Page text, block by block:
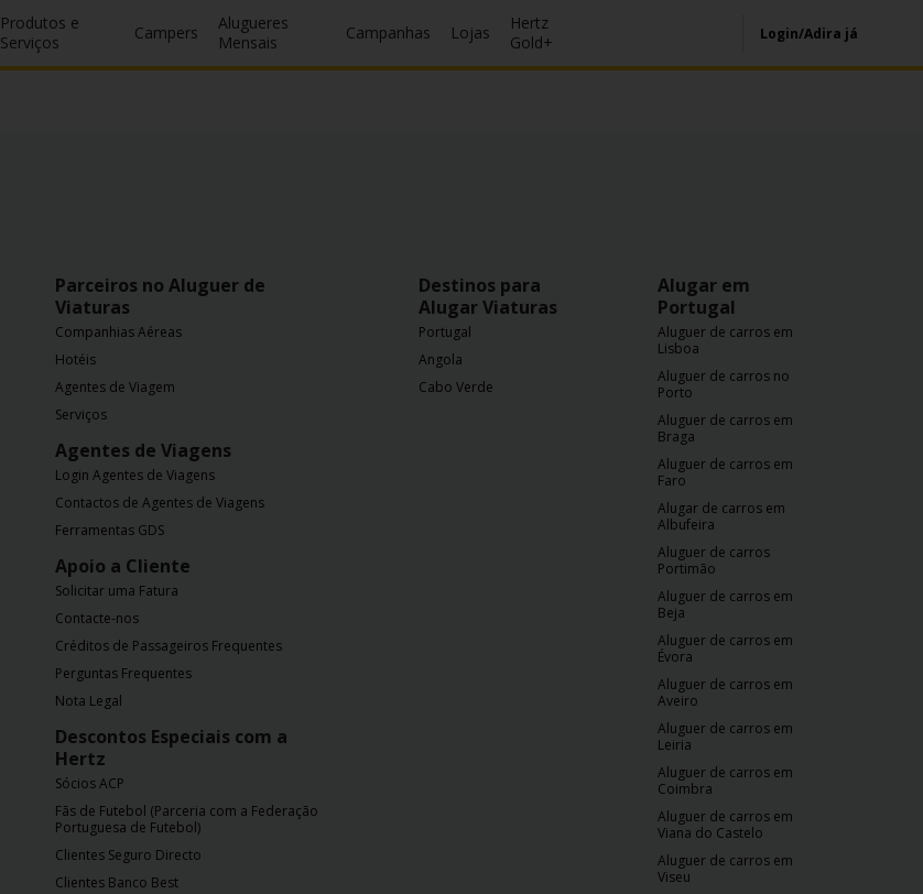
Produtos e
Serviços
Campers
Alugueres
Mensais
Campanhas Lojas
Hertz
Gold+
Login/Adira já
Parceiros no Aluguer de
Viaturas
Companhias Aéreas
Hotéis
Agentes de Viagem
Serviços
Agentes de Viagens
Login Agentes de Viagens
Contactos de Agentes de Viagens
Ferramentas GDS
Apoio a Cliente
Solicitar uma Fatura
Contacte-nos
Créditos de Passageiros Frequentes
Perguntas Frequentes
Nota Legal
Descontos Especiais com a
Hertz
Sócios ACP
Fãs de Futebol (Parceria com a Federação
Portuguesa de Futebol)
Clientes Seguro Directo
Clientes Banco Best
Destinos para
Alugar Viaturas
Portugal
Angola
Cabo Verde
Alugar em
Portugal
Aluguer de carros em
Lisboa
Aluguer de carros no
Porto
Aluguer de carros em
Braga
Aluguer de carros em
Faro
Alugar de carros em
Albufeira
Aluguer de carros
Portimão
Aluguer de carros em
Beja
Aluguer de carros em
Évora
Aluguer de carros em
Aveiro
Aluguer de carros em
Leiria
Aluguer de carros em
Coimbra
Aluguer de carros em
Viana do Castelo
Aluguer de carros em
Viseu